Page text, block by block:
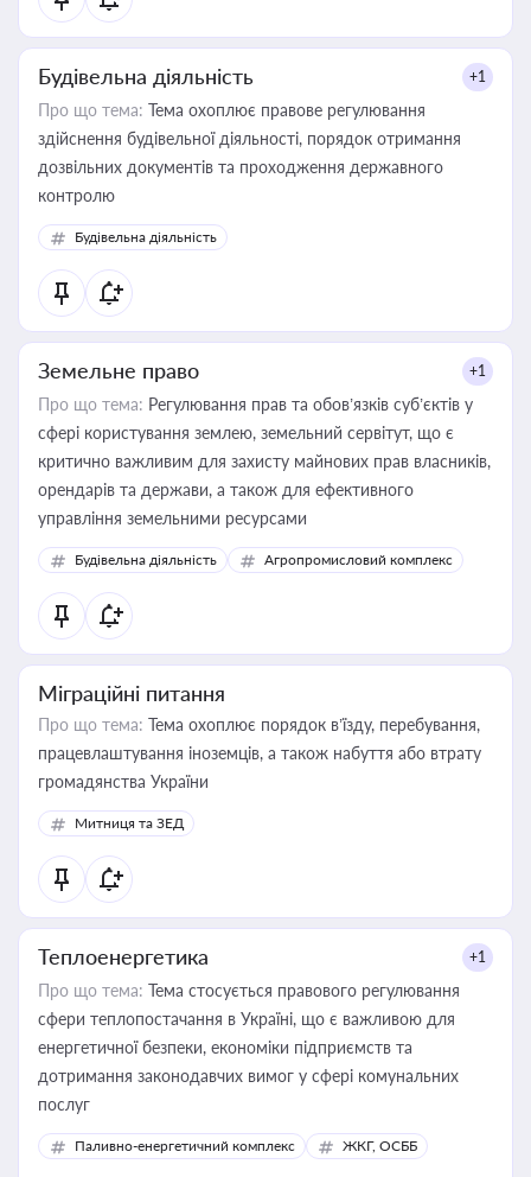
Будівельна діяльність +1
Про що тема: Тема охоплює правове регулювання
здійснення будівельної діяльності, порядок отримання
дозвільних документів та проходження державного
контролю
Будівельна діяльність
Земельне право +1
Про що тема: Регулювання прав та обов’язків суб’єктів у
сфері користування землею, земельний сервітут, що є
критично важливим для захисту майнових прав власників,
орендарів та держави, а також для ефективного
управління земельними ресурсами
Будівельна діяльність Агропромисловий комплекс
Міграційні питання
Про що тема: Тема охоплює порядок в’їзду, перебування,
працевлаштування іноземців, а також набуття або втрату
громадянства України
Митниця та ЗЕД
Теплоенергетика +1
Про що тема: Тема стосується правового регулювання
сфери теплопостачання в Україні, що є важливою для
енергетичної безпеки, економіки підприємств та
дотримання законодавчих вимог у сфері комунальних
послуг
Паливно-енергетичний комплекс ЖКГ, ОСББ